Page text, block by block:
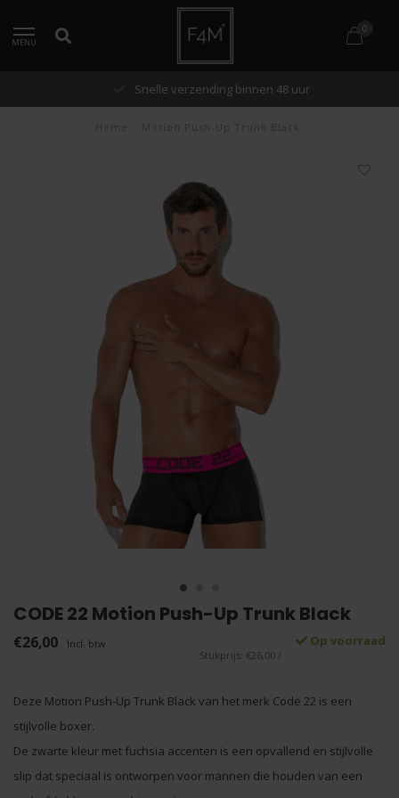
MENU
0
Snelle verzending binnen 48 uur
CODE 22 Motion Push-Up Trunk Black
€26,00 Incl. btw Op voorraad
Stukprijs: €26,00 /
Deze Motion Push-Up Trunk Black van het merk Code 22 is een
stijlvolle boxer.
De zwarte kleur met fuchsia accenten is een opvallend en stijlvolle
slip dat speciaal is ontworpen voor mannen die houden van een